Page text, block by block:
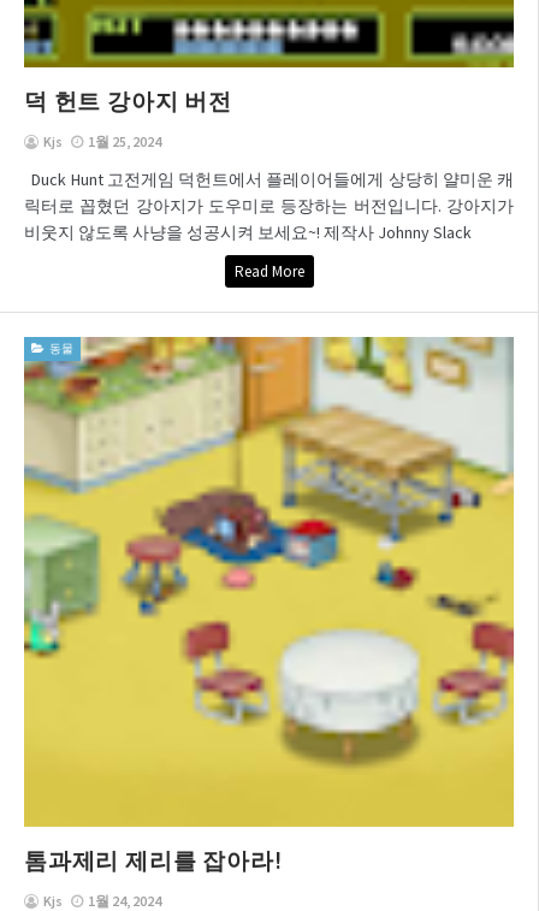
덕 헌트 강아지 버전
Kjs 1월 25, 2024
Duck Hunt 고전게임 덕헌트에서 플레이어들에게 상당히 얄미운 캐
릭터로 꼽혔던 강아지가 도우미로 등장하는 버전입니다. 강아지가
비웃지 않도록 사냥을 성공시켜 보세요~! 제작사 Johnny Slack
Read More
동물
톰과제리 제리를 잡아라!
Kjs 1월 24, 2024